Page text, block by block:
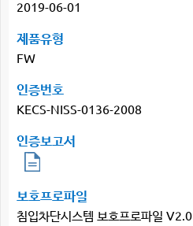
2019-06-01
제품유형
FW
인증번호
KECS-NISS-0136-2008
인증보고서
보호프로파일
침입차단시스템 보호프로파일 V2.0